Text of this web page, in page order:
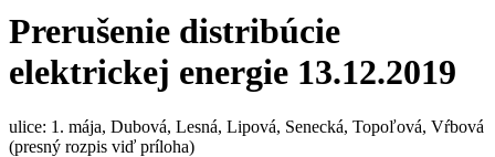
Prerušenie distribúcie
elektrickej energie 13.12.2019
ulice: 1. mája, Dubová, Lesná, Lipová, Senecká, Topoľová, Vŕbová
(presný rozpis viď príloha)